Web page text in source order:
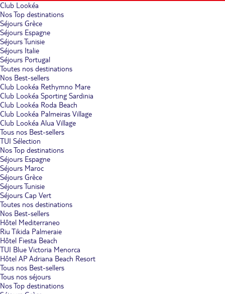
Club Lookéa
Nos Top destinations
Séjours Grèce
Séjours Espagne
Séjours Tunisie
Séjours Italie
Séjours Portugal
Toutes nos destinations
Nos Best-sellers
Club Lookéa Rethymno Mare
Club Lookéa Sporting Sardinia
Club Lookéa Roda Beach
Club Lookéa Palmeiras Village
Club Lookéa Alua Village
Tous nos Best-sellers
TUI Sélection
Nos Top destinations
Séjours Espagne
Séjours Maroc
Séjours Grèce
Séjours Tunisie
Séjours Cap Vert
Toutes nos destinations
Nos Best-sellers
Hôtel Mediterraneo
Riu Tikida Palmeraie
Hôtel Fiesta Beach
TUI Blue Victoria Menorca
Hôtel AP Adriana Beach Resort
Tous nos Best-sellers
Tous nos séjours
Nos Top destinations